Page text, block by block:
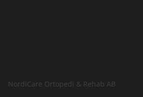
NordiCare Ortopedi & Rehab AB